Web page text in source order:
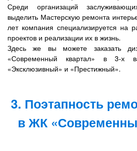
Среди организаций
выделить Мастерскую ремонта
лет компания специализируется на
проектов и реализации их в жизнь.
Здесь же вы можете заказать
«Современный квартал» в 3-х
«Эксклюзивный» и «Престижный».
3. Поэтапность
в ЖК